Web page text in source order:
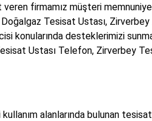
firmamız müşteri
Tesisat Ustası,
konularında desteklerimizi
Ustası Telefon, Zirverbey
alanlarında bulunan